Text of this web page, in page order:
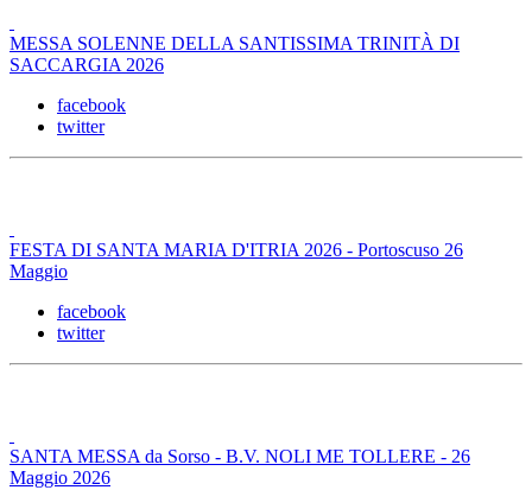
MESSA SOLENNE DELLA SANTISSIMA TRINITÀ DI
SACCARGIA 2026
facebook
twitter
FESTA DI SANTA MARIA D'ITRIA 2026 - Portoscuso 26
Maggio
facebook
twitter
SANTA MESSA da Sorso - B.V. NOLI ME TOLLERE - 26
Maggio 2026